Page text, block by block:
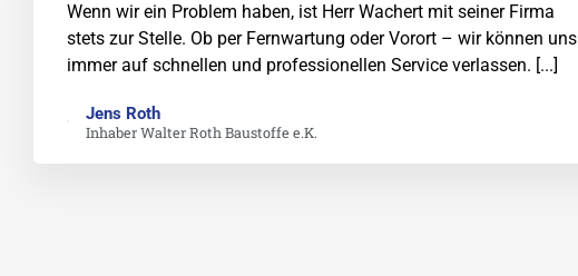
Wenn wir ein Problem haben, ist Herr Wachert mit seiner Firma
stets zur Stelle. Ob per Fernwartung oder Vorort – wir können uns
immer auf schnellen und professionellen Service verlassen. [...]
Jens Roth
Inhaber Walter Roth Baustoffe e.K.